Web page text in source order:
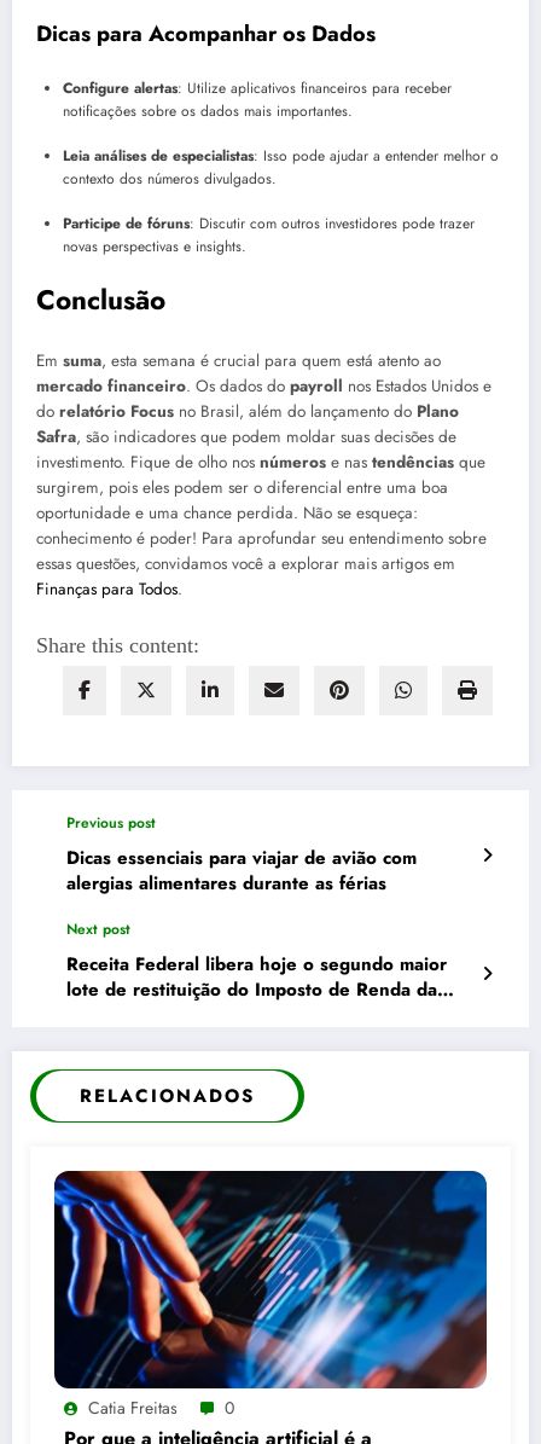
Dicas para Acompanhar os Dados
Configure alertas: Utilize aplicativos financeiros para receber
notificações sobre os dados mais importantes.
Leia análises de especialistas: Isso pode ajudar a entender melhor o
contexto dos números divulgados.
Participe de fóruns: Discutir com outros investidores pode trazer
novas perspectivas e insights.
Conclusão
Em suma, esta semana é crucial para quem está atento ao
mercado financeiro. Os dados do payroll nos Estados Unidos e
do relatório Focus no Brasil, além do lançamento do Plano
Safra, são indicadores que podem moldar suas decisões de
investimento. Fique de olho nos números e nas tendências que
surgirem, pois eles podem ser o diferencial entre uma boa
oportunidade e uma chance perdida. Não se esqueça:
conhecimento é poder! Para aprofundar seu entendimento sobre
essas questões, convidamos você a explorar mais artigos em
Finanças para Todos.
Share this content:
Previous post
Dicas essenciais para viajar de avião com
alergias alimentares durante as férias
Next post
Receita Federal libera hoje o segundo maior
lote de restituição do Imposto de Renda da
RELACIONADOS
Catia Freitas 0